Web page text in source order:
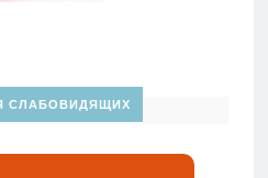
СЛАБОВИДЯЩИХ